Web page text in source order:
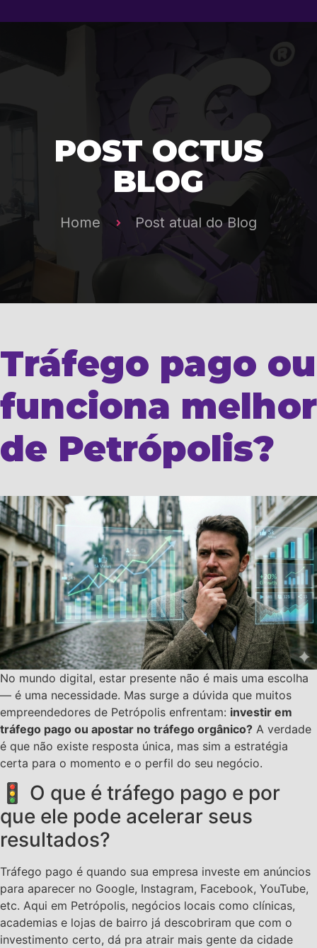
POST OCTUS
BLOG
Home Post atual do Blog
Tráfego pago
funciona
de Petrópolis?
No mundo digital, estar presente não é mais uma escolha
— é uma necessidade. Mas surge a dúvida que muitos
empreendedores de Petrópolis enfrentam: investir em
tráfego pago ou apostar no tráfego orgânico? A verdade
é que não existe resposta única, mas sim a estratégia
certa para o momento e o perfil do seu negócio.
🚦 O que é tráfego pago e por
que ele pode acelerar seus
resultados?
Tráfego pago é quando sua empresa investe em anúncios
para aparecer no Google, Instagram, Facebook, YouTube,
etc. Aqui em Petrópolis, negócios locais como clínicas,
academias e lojas de bairro já descobriram que com o
investimento certo, dá pra atrair mais gente da cidade